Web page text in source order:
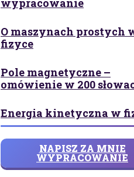
wypracowanie
O maszynach prostych
fizyce
Pole magnetyczne –
omówienie w 200
Energia kinetyczna w
NAPISZ ZA MNIE
WYPRACOWANIE